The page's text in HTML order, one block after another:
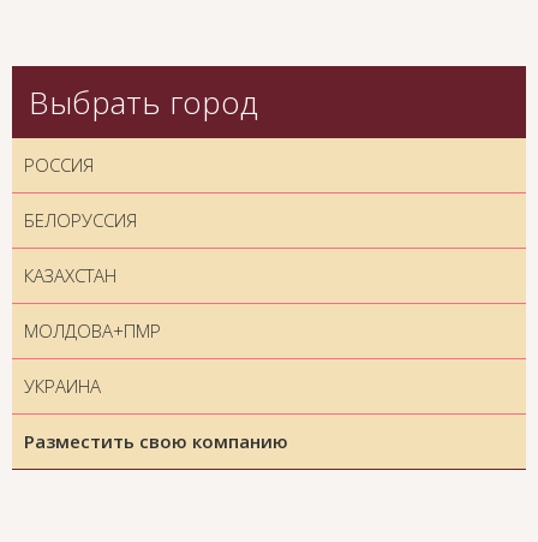
Выбрать город
РОССИЯ
БЕЛОРУССИЯ
КАЗАХСТАН
МОЛДОВА+ПМР
УКРАИНА
Разместить свою компанию